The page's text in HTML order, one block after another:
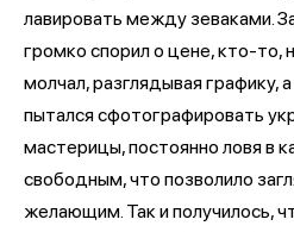
лавировать между зеваками.
громко спорил о цене, кто-то,
молчал, разглядывая графику,
пытался сфотографировать
мастерицы, постоянно ловя в
свободным, что позволило
желающим. Так и получилось,